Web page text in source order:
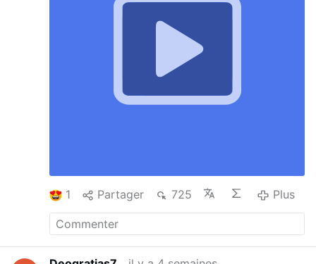
1 Partager 725 Plus